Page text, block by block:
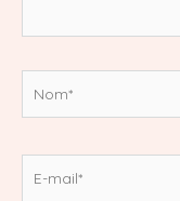
mail*